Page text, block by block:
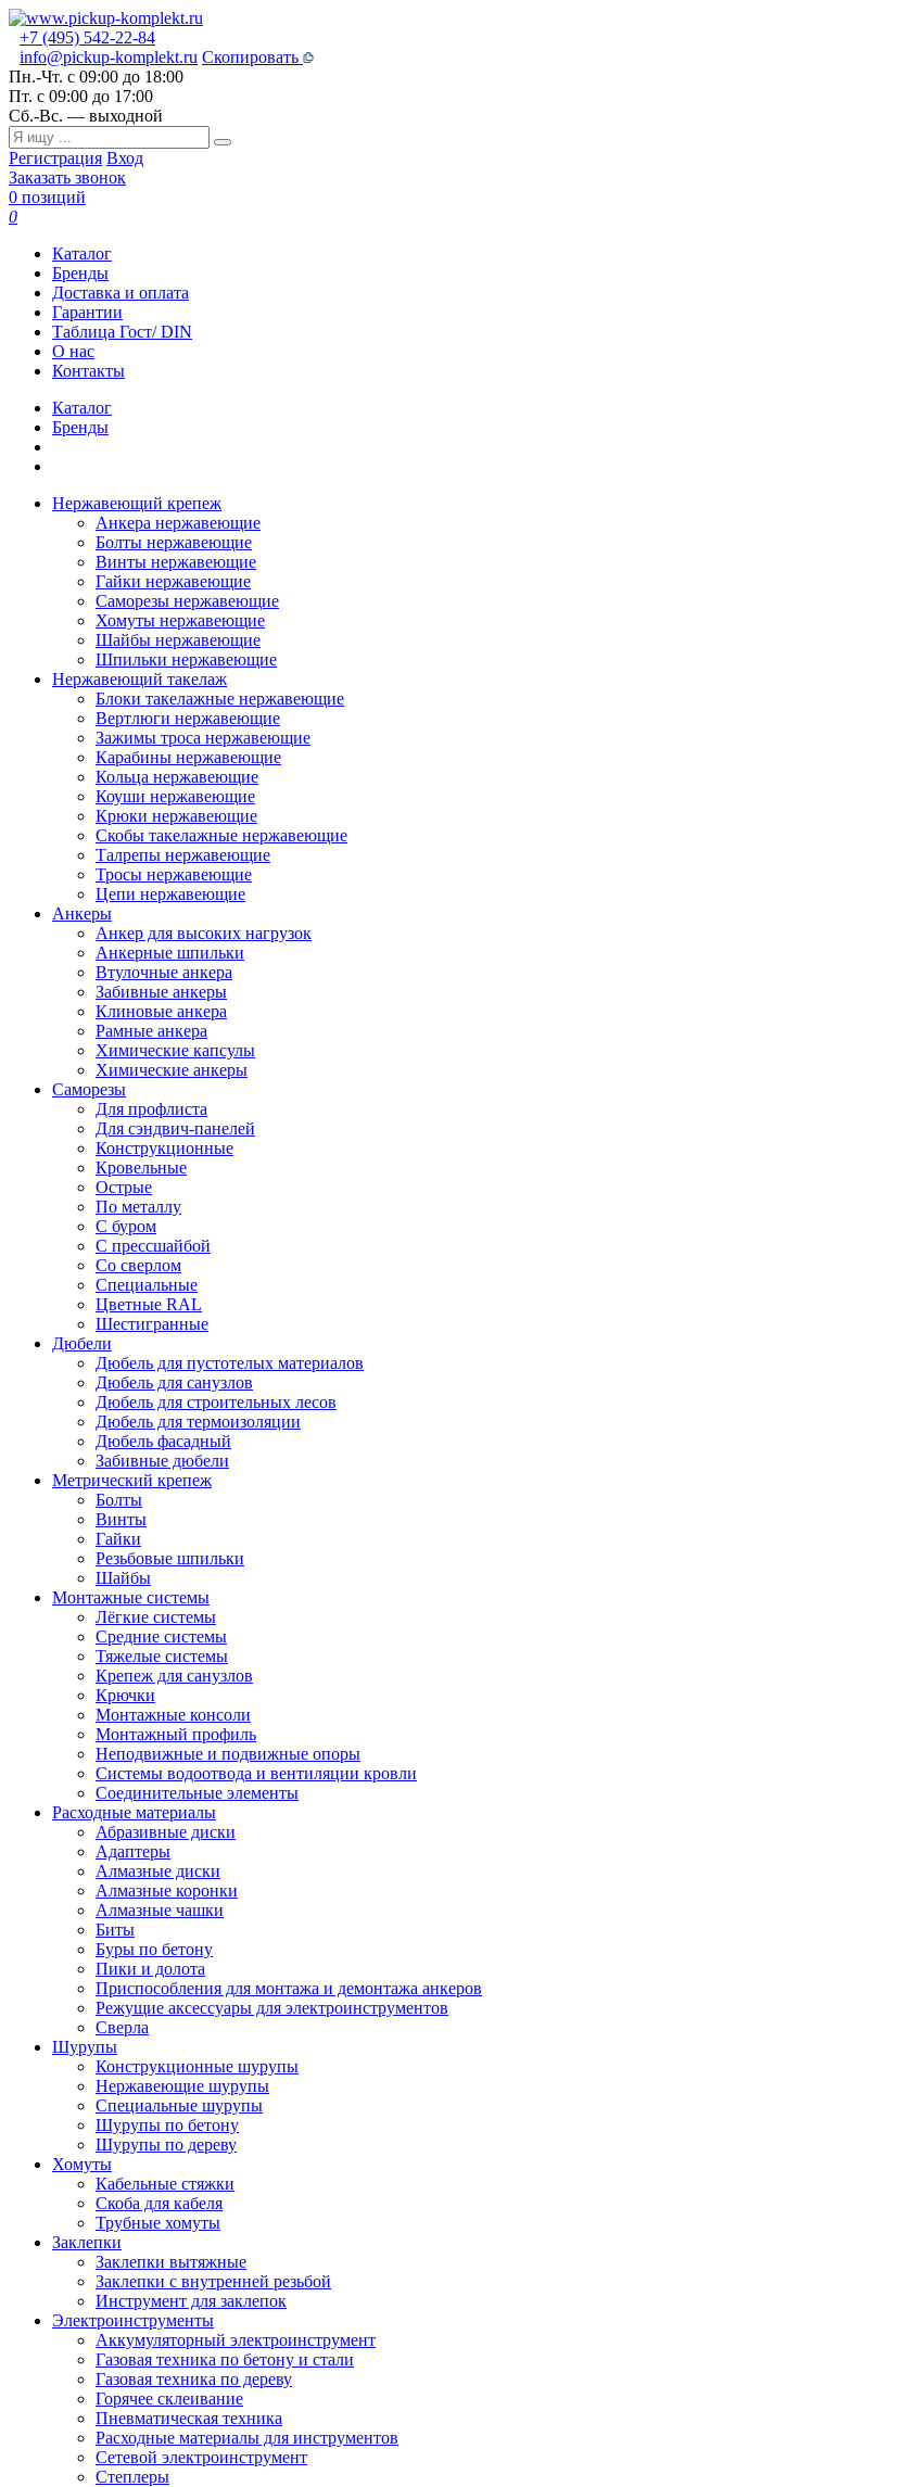
+7 (495) 542-22-84
info@pickup-komplekt.ru Скопировать
Пн.-Чт. с 09:00 до 18:00
Пт. с 09:00 до 17:00
Сб.-Вс. — выходной
Регистрация Вход
Заказать звонок
0 позиций
0
Каталог
Бренды
Доставка и оплата
Гарантии
Таблица Гост/ DIN
О нас
Контакты
Каталог
Бренды
Нержавеющий крепеж
Анкера нержавеющие
Болты нержавеющие
Винты нержавеющие
Гайки нержавеющие
Саморезы нержавеющие
Хомуты нержавеющие
Шайбы нержавеющие
Шпильки нержавеющие
Нержавеющий такелаж
Блоки такелажные нержавеющие
Вертлюги нержавеющие
Зажимы троса нержавеющие
Карабины нержавеющие
Кольца нержавеющие
Коуши нержавеющие
Крюки нержавеющие
Скобы такелажные нержавеющие
Талрепы нержавеющие
Тросы нержавеющие
Цепи нержавеющие
Анкеры
Анкер для высоких нагрузок
Анкерные шпильки
Втулочные анкера
Забивные анкеры
Клиновые анкера
Рамные анкера
Химические капсулы
Химические анкеры
Саморезы
Для профлиста
Для сэндвич-панелей
Конструкционные
Кровельные
Острые
По металлу
С буром
С прессшайбой
Со сверлом
Специальные
Цветные RAL
Шестигранные
Дюбели
Дюбель для пустотелых материалов
Дюбель для санузлов
Дюбель для строительных лесов
Дюбель для термоизоляции
Дюбель фасадный
Забивные дюбели
Метрический крепеж
Болты
Винты
Гайки
Резьбовые шпильки
Шайбы
Монтажные системы
Лёгкие системы
Средние системы
Тяжелые системы
Крепеж для санузлов
Крючки
Монтажные консоли
Монтажный профиль
Неподвижные и подвижные опоры
Системы водоотвода и вентиляции кровли
Соединительные элементы
Расходные материалы
Абразивные диски
Адаптеры
Алмазные диски
Алмазные коронки
Алмазные чашки
Биты
Буры по бетону
Пики и долота
Приспособления для монтажа и демонтажа анкеров
Режущие аксессуары для электроинструментов
Сверла
Шурупы
Конструкционные шурупы
Нержавеющие шурупы
Специальные шурупы
Шурупы по бетону
Шурупы по дереву
Хомуты
Кабельные стяжки
Скоба для кабеля
Трубные хомуты
Заклепки
Заклепки вытяжные
Заклепки с внутренней резьбой
Инструмент для заклепок
Электроинструменты
Аккумуляторный электроинструмент
Газовая техника по бетону и стали
Газовая техника по дереву
Горячее склеивание
Пневматическая техника
Расходные материалы для инструментов
Сетевой электроинструмент
Степлеры